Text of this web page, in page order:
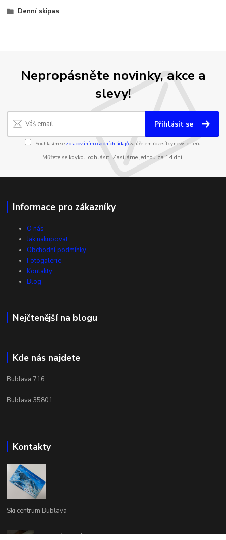
Denní skipas
Nepropásněte novinky, akce a
slevy!
Přihlásit se
Souhlasím se zpracováním osobních údajůza účelem rozesílky newsletteru.
Můžete se kdykoli odhlásit. Zasíláme jednou za 14 dní.
Informace pro zákazníky
O nás
Jak nakupovat
Obchodní podmínky
Fotogalerie
Kontakty
Blog
Nejčtenější na blogu
Kde nás najdete
Bublava 716
Bublava 35801
Kontakty
Ski centrum Bublava
Vladimír Keblúšek